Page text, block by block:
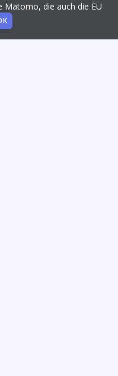
Matomo, die auch die EU